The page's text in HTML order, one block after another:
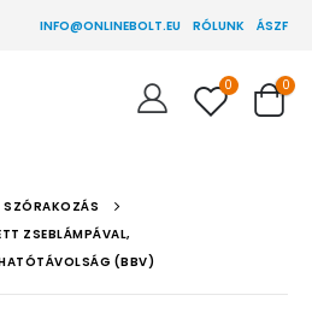
INFO@ONLINEBOLT.EU RÓLUNK ÁSZF
0 0
SZÓRAKOZÁS
ZSEBLÁMPÁVAL,
(BBV)